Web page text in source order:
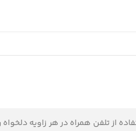
طراحی جمع و جور است که با قابلیت چرخش 360 درجه، امکان